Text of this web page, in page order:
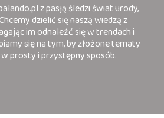
z pasją śledzi świat urody,
dzielić się naszą wiedzą z
im odnaleźć się w trendach i
się na tym, by złożone tematy
prosty i przystępny sposób.